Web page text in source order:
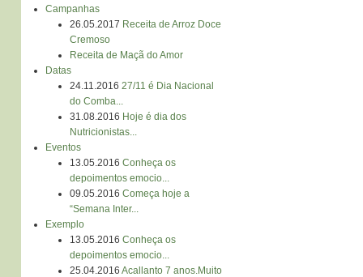
Campanhas
26.05.2017 Receita de Arroz Doce
Cremoso
Receita de Maçã do Amor
Datas
24.11.2016 27/11 é Dia Nacional
do Comba...
31.08.2016 Hoje é dia dos
Nutricionistas...
Eventos
13.05.2016 Conheça os
depoimentos emocio...
09.05.2016 Começa hoje a
“Semana Inter...
Exemplo
13.05.2016 Conheça os
depoimentos emocio...
25.04.2016 Acallanto 7 anos.Muito